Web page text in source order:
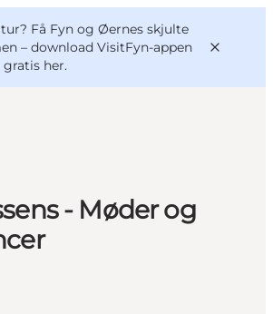
Få Fyn og Øernes skjulte
– download VisitFyn-appen
gratis her.
- Møder og